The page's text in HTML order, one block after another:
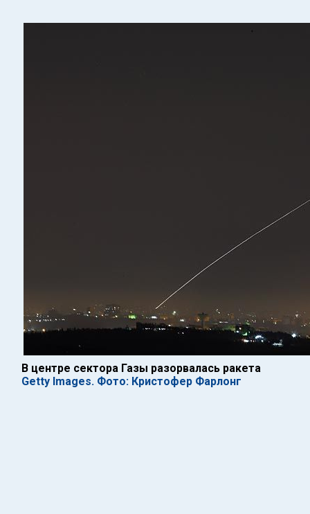
В центре сектора Газы разорвалась ракета
Getty Images. Фото: Кристофер Фарлонг